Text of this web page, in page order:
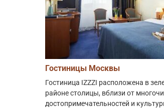
Гостиницы Москвы
Гостиница IZZZI расположена в
районе столицы, вблизи от
достопримечательностей и